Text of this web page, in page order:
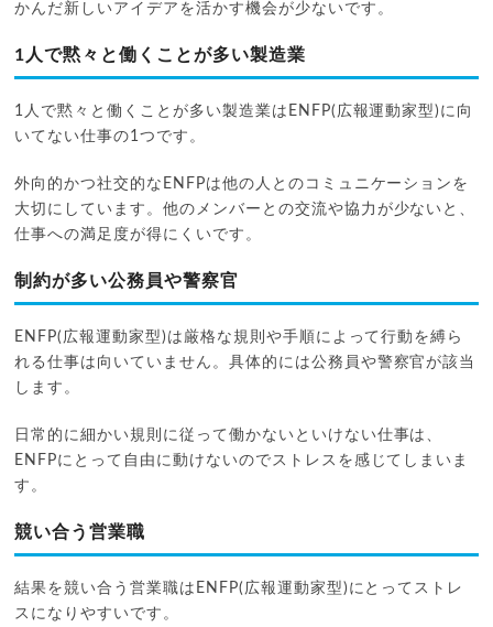
かんだ新しいアイデアを活かす機会が少ないです。
1人で黙々と働くことが多い製造業
1人で黙々と働くことが多い製造業はENFP(広報運動家型)に向
いてない仕事の1つです。
外向的かつ社交的なENFPは他の人とのコミュニケーションを
大切にしています。他のメンバーとの交流や協力が少ないと、
仕事への満足度が得にくいです。
制約が多い公務員や警察官
ENFP(広報運動家型)は厳格な規則や手順によって行動を縛ら
れる仕事は向いていません。具体的には公務員や警察官が該当
します。
日常的に細かい規則に従って働かないといけない仕事は、
ENFPにとって自由に動けないのでストレスを感じてしまいま
す。
競い合う営業職
結果を競い合う営業職はENFP(広報運動家型)にとってストレ
スになりやすいです。